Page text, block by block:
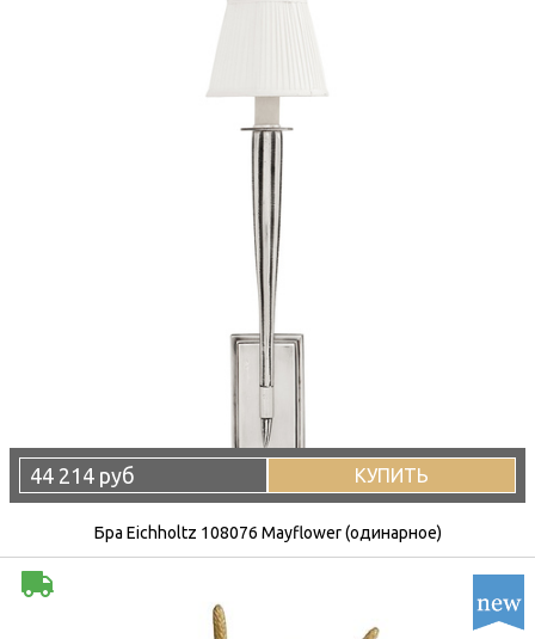
44 214 руб КУПИТЬ
Бра Eichholtz 108076 Mayflower (одинарное)